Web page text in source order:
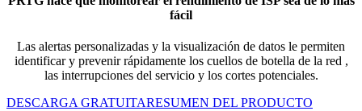
fácil
Las alertas personalizadas y la visualización de datos le permiten
identificar y prevenir rápidamente los cuellos de botella de la red ,
las interrupciones del servicio y los cortes potenciales.
DESCARGA GRATUITARESUMEN DEL PRODUCTO